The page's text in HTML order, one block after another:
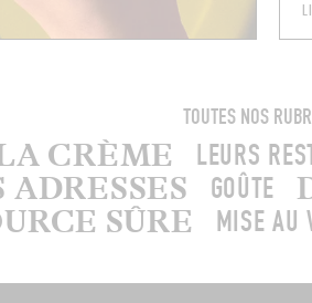
TOUTES NOS
CRÈME LEURS
GOÛTE
SÛRE MISE AU